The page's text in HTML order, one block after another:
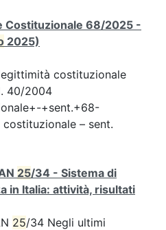
Costituzionale 68/2025 -
2025)
costituzionale
40/2004
+sent.+68-
– sent.
25/34 - Sistema di
in Italia: attività, risultati
25/34 Negli ultimi